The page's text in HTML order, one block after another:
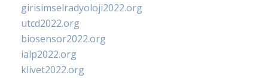
girisimselradyoloji2022.org
utcd2022.org
biosensor2022.org
ialp2022.org
klivet2022.org